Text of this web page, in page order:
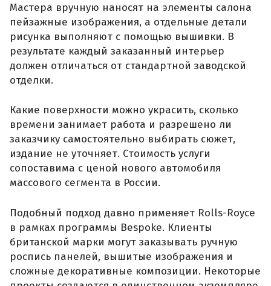
Мастера вручную наносят на элементы салона
пейзажные изображения, а отдельные детали
рисунка выполняют с помощью вышивки. В
результате каждый заказанный интерьер
должен отличаться от стандартной заводской
отделки.
Какие поверхности можно украсить, сколько
времени занимает работа и разрешено ли
заказчику самостоятельно выбирать сюжет,
издание не уточняет. Стоимость услуги
сопоставима с ценой нового автомобиля
массового сегмента в России.
Подобный подход давно применяет Rolls-Royce
в рамках программы Bespoke. Клиенты
британской марки могут заказывать ручную
роспись панелей, вышитые изображения и
сложные декоративные композиции. Некоторые